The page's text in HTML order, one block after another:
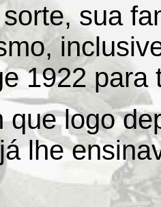
sua
1922 para
que logo
lhe